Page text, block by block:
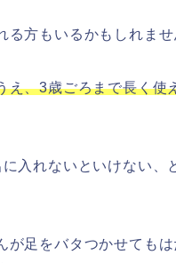
る方もいるかもしれま
え、3歳ごろまで長く使
入れないといけない、
が足をバタつかせても